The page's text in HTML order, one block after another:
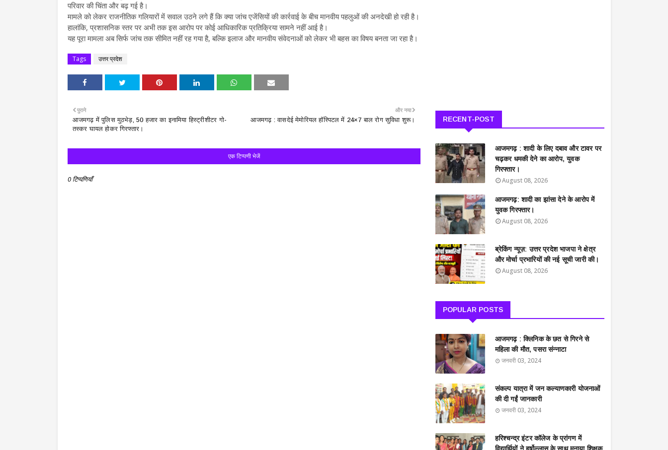
परिवार की चिंता और बढ़ गई है।
मामले को लेकर राजनीतिक गलियारों में सवाल उठने लगे हैं कि क्या जांच एजेंसियों की कार्रवाई के बीच मानवीय पहलुओं की अनदेखी हो रही है।
हालांकि, प्रशासनिक स्तर पर अभी तक इस आरोप पर कोई आधिकारिक प्रतिक्रिया सामने नहीं आई है।
यह पूरा मामला अब सिर्फ जांच तक सीमित नहीं रह गया है, बल्कि इलाज और मानवीय संवेदनाओं को लेकर भी बहस का विषय बनता जा रहा है।
Tags उत्तर प्रदेश
और नया
आजमगढ़ : वासदेई मेमोरियल हॉस्पिटल में 24×7 बाल रोग सुविधा शुरू।
पुराने
आजमगढ़ में पुलिस मुठभेड़, 50 हजार का इनामिया हिस्ट्रीशीटर गो-
तस्कर घायल होकर गिरफ्तार।
एक टिप्पणी भेजें
0 टिप्पणियाँ
RECENT-POST
आजमगढ़ : शादी के लिए दबाव और टावर पर
चढ़कर धमकी देने का आरोप, युवक
गिरफ्तार।
August 08, 2026
आजमगढ़: शादी का झांसा देने के आरोप में
युवक गिरफ्तार।
August 08, 2026
ब्रेकिंग न्यूज़: उत्तर प्रदेश भाजपा ने क्षेत्र
और मोर्चा प्रभारियों की नई सूची जारी की।
August 08, 2026
POPULAR POSTS
आजमगढ़ : क्लिनिक के छत से गिरने से
महिला की मौत, पसरा संन्नाटा
जनवरी 03, 2024
संकल्प यात्रा में जन कल्याणकारी योजनाओं
की दी गईं जानकारी
जनवरी 03, 2024
हरिश्चन्द्र इंटर कॉलेज के प्रांगण में